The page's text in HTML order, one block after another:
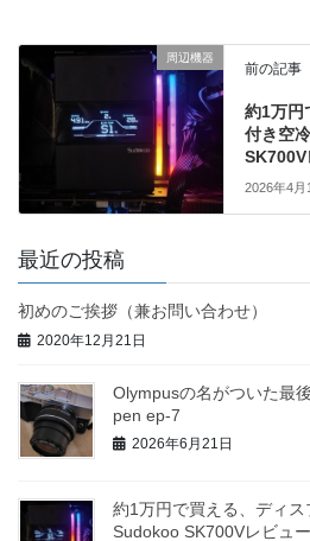
周辺機器
前の記事
約1万円
付き空
2026年4月
最近の投稿
初めのご挨拶（兼お問い合わせ）
2020年12月21日
Olympusの名がついた最
pen ep-7
2026年6月21日
約1万円で買える、ディ
Sudokoo SK700Vレビュー